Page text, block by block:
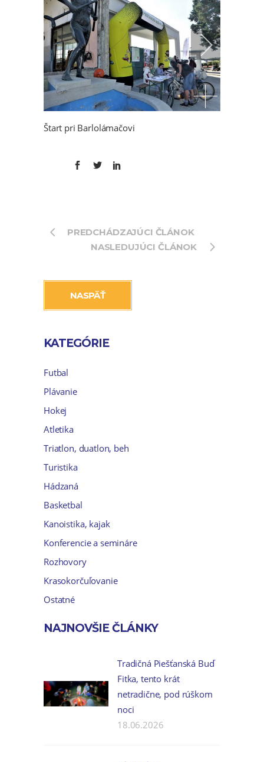
Štart pri Barlolámačovi
PREDCHÁDZAJÚCI ČLÁNOK
NASLEDUJÚCI ČLÁNOK
NASPÄŤ
KATEGÓRIE
Futbal
Plávanie
Hokej
Atletika
Triatlon, duatlon, beh
Turistika
Hádzaná
Basketbal
Kanoistika, kajak
Konferencie a semináre
Rozhovory
Krasokorčuľovanie
Ostatné
NAJNOVŠIE ČLÁNKY
Tradičná Piešťanská Buď
Fitka, tento krát
netradične, pod rúškom
noci
18.06.2026